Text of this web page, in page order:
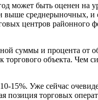
может быть оценен на
выше среднерыночных,
центров районного
суммы и процента от
объекта. Чем
Уже сейчас
позиция торговых